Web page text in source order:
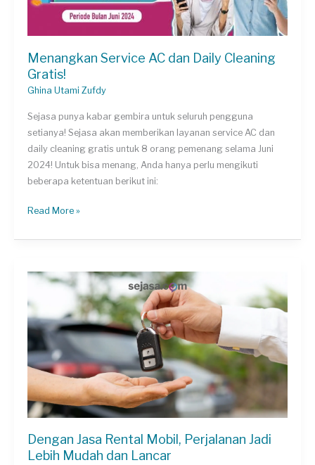
Menangkan Service AC dan Daily Cleaning
Gratis!
Ghina Utami Zufdy
Sejasa punya kabar gembira untuk seluruh pengguna
setianya! Sejasa akan memberikan layanan service AC dan
daily cleaning gratis untuk 8 orang pemenang selama Juni
2024! Untuk bisa menang, Anda hanya perlu mengikuti
beberapa ketentuan berikut ini:
Menangkan
AC
Daily
Gratis!
Read More »
Dengan Jasa Rental Mobil, Perjalanan Jadi
Lebih Mudah dan Lancar